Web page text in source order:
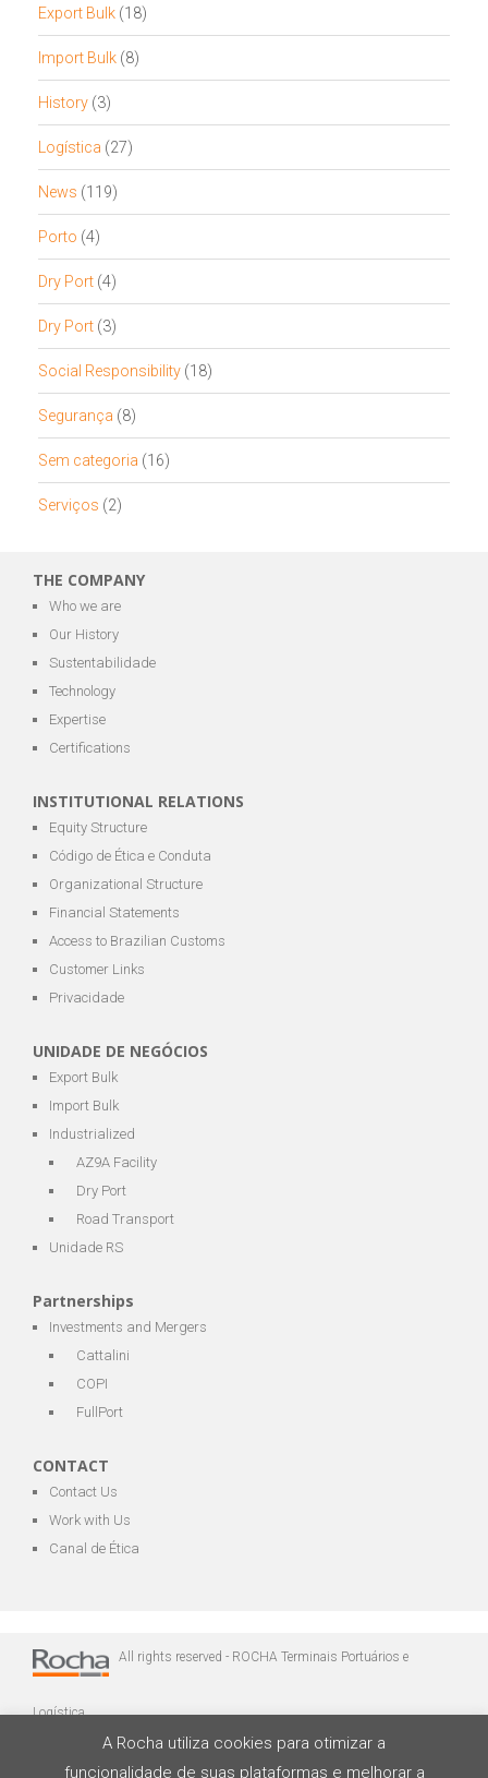
Export Bulk (18)
Import Bulk (8)
History (3)
Logística (27)
News (119)
Porto (4)
Dry Port (4)
Dry Port (3)
Social Responsibility (18)
Segurança (8)
Sem categoria (16)
Serviços (2)
THE COMPANY
Who we are
Our History
Sustentabilidade
Technology
Expertise
Certifications
INSTITUTIONAL RELATIONS
Equity Structure
Código de Ética e Conduta
Organizational Structure
Financial Statements
Access to Brazilian Customs
Customer Links
Privacidade
UNIDADE DE NEGÓCIOS
Export Bulk
Import Bulk
Industrialized
AZ9A Facility
Dry Port
Road Transport
Unidade RS
Partnerships
Investments and Mergers
Cattalini
COPI
FullPort
CONTACT
Contact Us
Work with Us
Canal de Ética
All rights reserved - ROCHA Terminais Portuários e
Logística
A Rocha utiliza cookies para otimizar a
funcionalidade de suas plataformas e melhorar a